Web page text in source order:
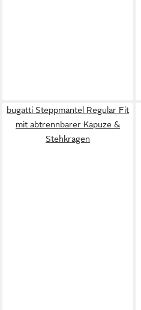
bugatti Steppmantel Regular Fit
mit abtrennbarer Kapuze &
Stehkragen